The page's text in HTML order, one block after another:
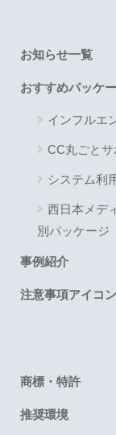
お知らせ一覧
おすすめパッケ
インフルエ
CC丸ごとサ
システム利
西日本メデ
別パッケージ
事例紹介
注意事項アイコン
商標・特許
推奨環境